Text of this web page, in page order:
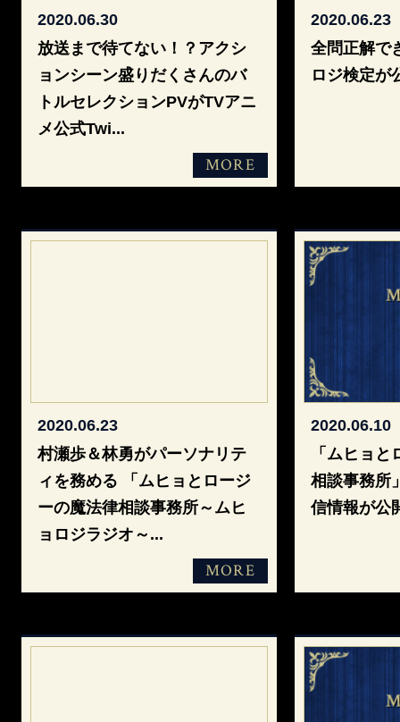
2020.06.30
放送まで待てない！？アクシ
ョンシーン盛りだくさんのバ
トルセレクションPVがTVアニ
メ公式Twi...
MORE
2020.06.23
全問正解で
ロジ検定が
2020.06.23
村瀬歩＆林勇がパーソナリテ
ィを務める 「ムヒョとロージ
ーの魔法律相談事務所～ムヒ
ョロジラジオ～ ...
MORE
2020.06.10
「ムヒョ
相談事務所
信情報が公